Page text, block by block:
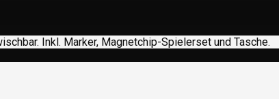
Inkl. Marker, Magnetchip-Spielerset und Tasche.